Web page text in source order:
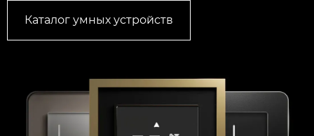
Каталог умных устройств